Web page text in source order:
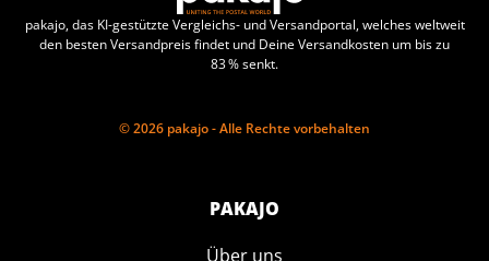
pakajo, das KI-gestützte Vergleichs- und Versandportal, welches weltweit
den besten Versandpreis findet und Deine Versandkosten um bis zu
83 % senkt.
© 2026 pakajo - Alle Rechte vorbehalten
PAKAJO
Über uns